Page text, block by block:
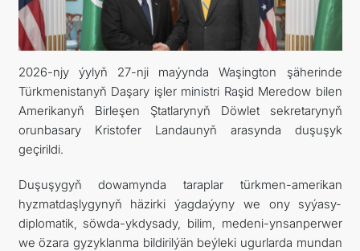
ARAGATNAŞYK
2026-njy ýylyň 27-nji maýynda Waşington şäherinde
Türkmenistanyň Daşary işler ministri Raşid Meredow bilen
Amerikanyň Birleşen Ştatlarynyň Döwlet sekretarynyň
orunbasary Kristofer Landaunyň arasynda duşuşyk
geçirildi.
Duşuşygyň dowamynda taraplar türkmen-amerikan
hyzmatdaşlygynyň häzirki ýagdaýyny we ony syýasy-
diplomatik, söwda-ykdysady, bilim, medeni-ynsanperwer
we özara gyzyklanma bildirilýän beýleki ugurlarda mundan